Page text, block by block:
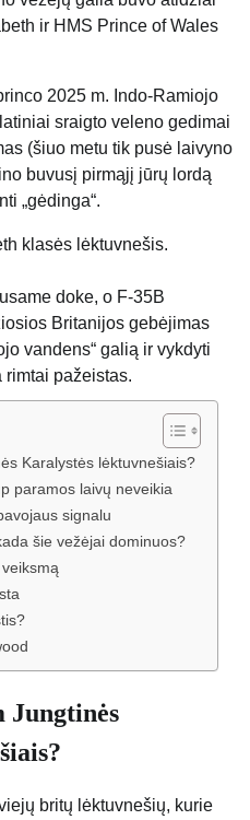
ir HMS Prince of Wales
2025 m. Indo-Ramiojo
sraigto veleno gedimai
(šiuo metu tik pusė laivyno
buvusį pirmąjį jūrų lordą
„gėdinga“.
klasės lėktuvnešis.
doke, o F-35B
Britanijos gebėjimas
vandens“ galią ir vykdyti
pažeistas.
Karalystės lėktuvnešiais?
paramos laivų neveikia
signalu
šie vežėjai dominuos?
Jungtinės
britų lėktuvnešių, kurie